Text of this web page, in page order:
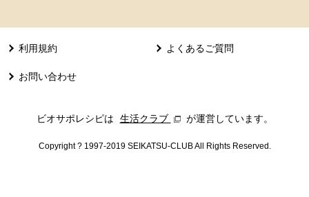
利用規約 よくあるご質問
お問い合わせ
ビオサポレシピは 生活クラブ 別のウィンドウで開きます。
が運営しています。
Copyright ? 1997-2019 SEIKATSU-CLUB All Rights Reserved.